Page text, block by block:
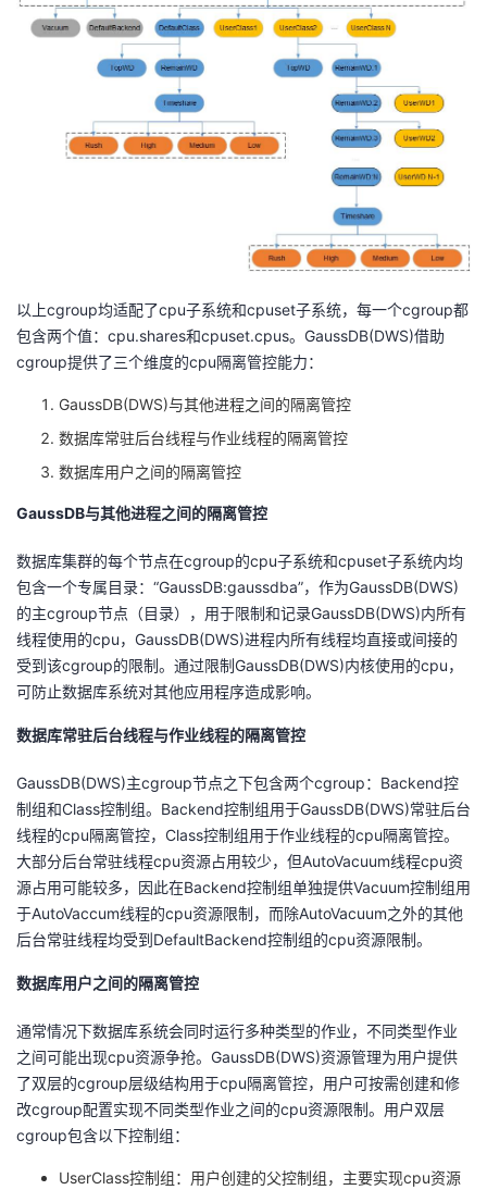
以上cgroup均适配了cpu子系统和cpuset子系统，每一个cgroup都
包含两个值：cpu.shares和cpuset.cpus。GaussDB(DWS)借助
cgroup提供了三个维度的cpu隔离管控能力：
GaussDB(DWS)与其他进程之间的隔离管控
数据库常驻后台线程与作业线程的隔离管控
数据库用户之间的隔离管控
GaussDB与其他进程之间的隔离管控
数据库集群的每个节点在cgroup的cpu子系统和cpuset子系统内均
包含一个专属目录：“GaussDB:gaussdba”，作为GaussDB(DWS)
的主cgroup节点（目录），用于限制和记录GaussDB(DWS)内所有
线程使用的cpu，GaussDB(DWS)进程内所有线程均直接或间接的
受到该cgroup的限制。通过限制GaussDB(DWS)内核使用的cpu，
可防止数据库系统对其他应用程序造成影响。
数据库常驻后台线程与作业线程的隔离管控
GaussDB(DWS)主cgroup节点之下包含两个cgroup：Backend控
制组和Class控制组。Backend控制组用于GaussDB(DWS)常驻后台
线程的cpu隔离管控，Class控制组用于作业线程的cpu隔离管控。
大部分后台常驻线程cpu资源占用较少，但AutoVacuum线程cpu资
源占用可能较多，因此在Backend控制组单独提供Vacuum控制组用
于AutoVaccum线程的cpu资源限制，而除AutoVacuum之外的其他
后台常驻线程均受到DefaultBackend控制组的cpu资源限制。
数据库用户之间的隔离管控
通常情况下数据库系统会同时运行多种类型的作业，不同类型作业
之间可能出现cpu资源争抢。GaussDB(DWS)资源管理为用户提供
了双层的cgroup层级结构用于cpu隔离管控，用户可按需创建和修
改cgroup配置实现不同类型作业之间的cpu资源限制。用户双层
cgroup包含以下控制组：
UserClass控制组：用户创建的父控制组，主要实现cpu资源